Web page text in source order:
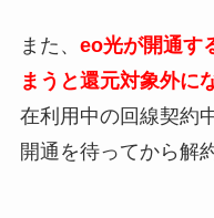
また、 eo光が開通す
まうと還元対象外に
在利用中の回線契約
開通を待ってから解